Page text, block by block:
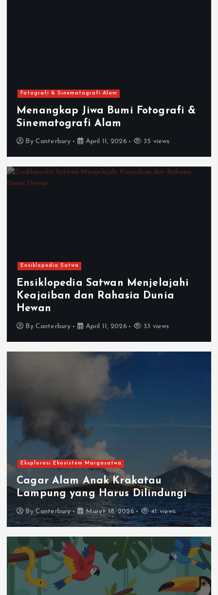
Fotografi & Sinematografi Alam
Menangkap Jiwa Bumi Fotografi &
Sinematografi Alam
By Canterbury April 11, 2026 35 views
Ensiklopedia Satwa
Ensiklopedia Satwan Menjelajahi
Keajaiban dan Rahasia Dunia
Hewan
By Canterbury April 11, 2026 33 views
Eksplorasi Ekosistem Margasatwa
Cagar Alam Anak Krakatau
Lampung yang Harus Dilindungi
ByCanterbury Maret 18, 2026 41 views